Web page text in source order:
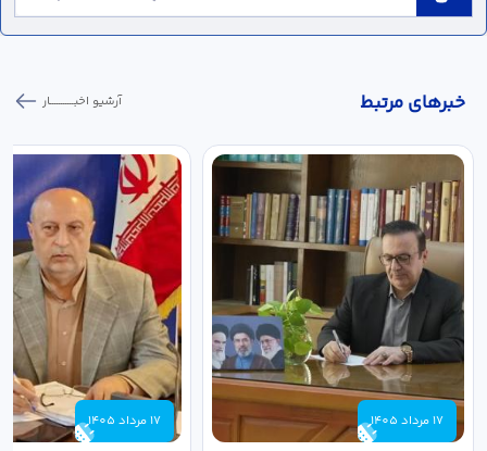
خبر‌های مرتبط آرشیو اخبـــــــــــار
17 مرداد 1405 17 مرداد 1405